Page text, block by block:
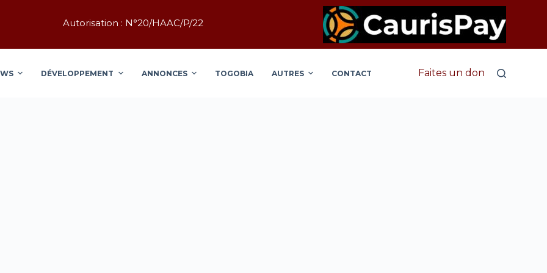
Autorisation : N°20/HAAC/P/22
DÉVELOPPEMENT ANNONCES TOGOBIA AUTRES CONTACT Faites un don